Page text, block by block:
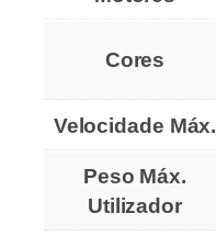
Cores
Velocidade Máx.
Peso Máx.
Utilizador